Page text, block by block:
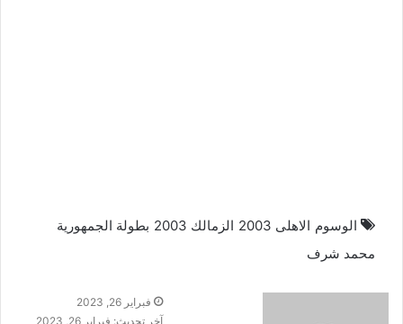
الوسوم الاهلى 2003 الزمالك 2003
بطولة الجمهورية
محمد شرف
فبراير 26, 2023
آخر تحديث: فبراير 26, 2023